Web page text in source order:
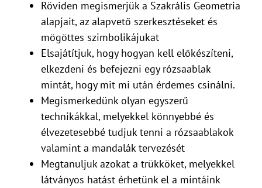
Röviden megismerjük a Szakrális Geometria
alapjait, az alapvető szerkesztéseket és
mögöttes szimbolikájukat
Elsajátítjuk, hogy hogyan kell előkészíteni,
elkezdeni és befejezni egy rózsaablak
mintát, hogy mit mi után érdemes csinálni.
Megismerkedünk olyan egyszerű
technikákkal, melyekkel könnyebbé és
élvezetesebbé tudjuk tenni a rózsaablakok
valamint a mandalák tervezését
Megtanuljuk azokat a trükköket, melyekkel
látványos hatást érhetünk el a mintáink